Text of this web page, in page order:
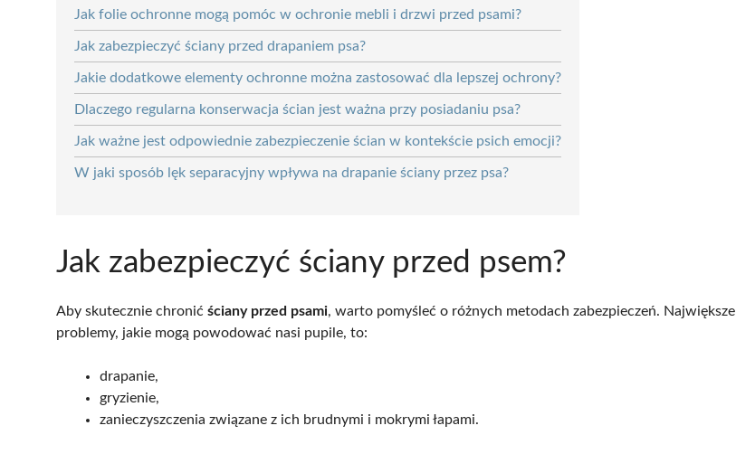
Jak folie ochronne mogą pomóc w ochronie mebli i drzwi przed psami?
Jak zabezpieczyć ściany przed drapaniem psa?
Jakie dodatkowe elementy ochronne można zastosować dla lepszej ochrony?
Dlaczego regularna konserwacja ścian jest ważna przy posiadaniu psa?
Jak ważne jest odpowiednie zabezpieczenie ścian w kontekście psich emocji?
W jaki sposób lęk separacyjny wpływa na drapanie ściany przez psa?
Jak zabezpieczyć ściany przed psem?
Aby skutecznie chronić ściany przed psami, warto pomyśleć o różnych metodach zabezpieczeń. Największe
problemy, jakie mogą powodować nasi pupile, to:
drapanie,
gryzienie,
zanieczyszczenia związane z ich brudnymi i mokrymi łapami.